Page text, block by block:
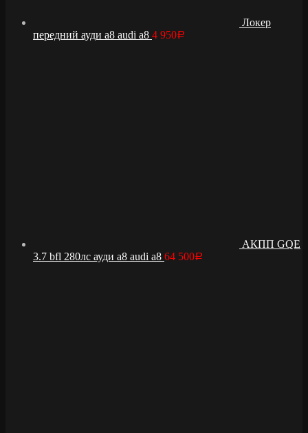
Локер
передний ауди а8 audi a8 4 950Р
АКПП GQE
3.7 bfl 280лс ауди а8 audi a8 64 500Р